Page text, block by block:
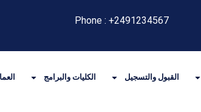
Phone : +2491234567
القبول والتسجيل الكليات والبرامج